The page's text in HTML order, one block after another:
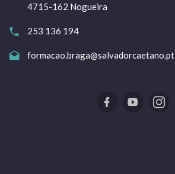
4715-162 Nogueira
253 136 194
formacao.braga@salvadorcaetano.pt